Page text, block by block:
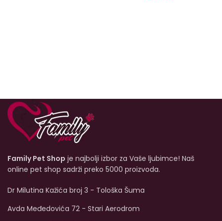
Family Pet Shop je najbolji izbor za Vaše ljubimce! Naš
online pet shop sadrži preko 5000 proizvoda.
Dr Milutina Kažića broj 3 - Tološka Šuma
Avda Međedovića 72 - Stari Aerodrom